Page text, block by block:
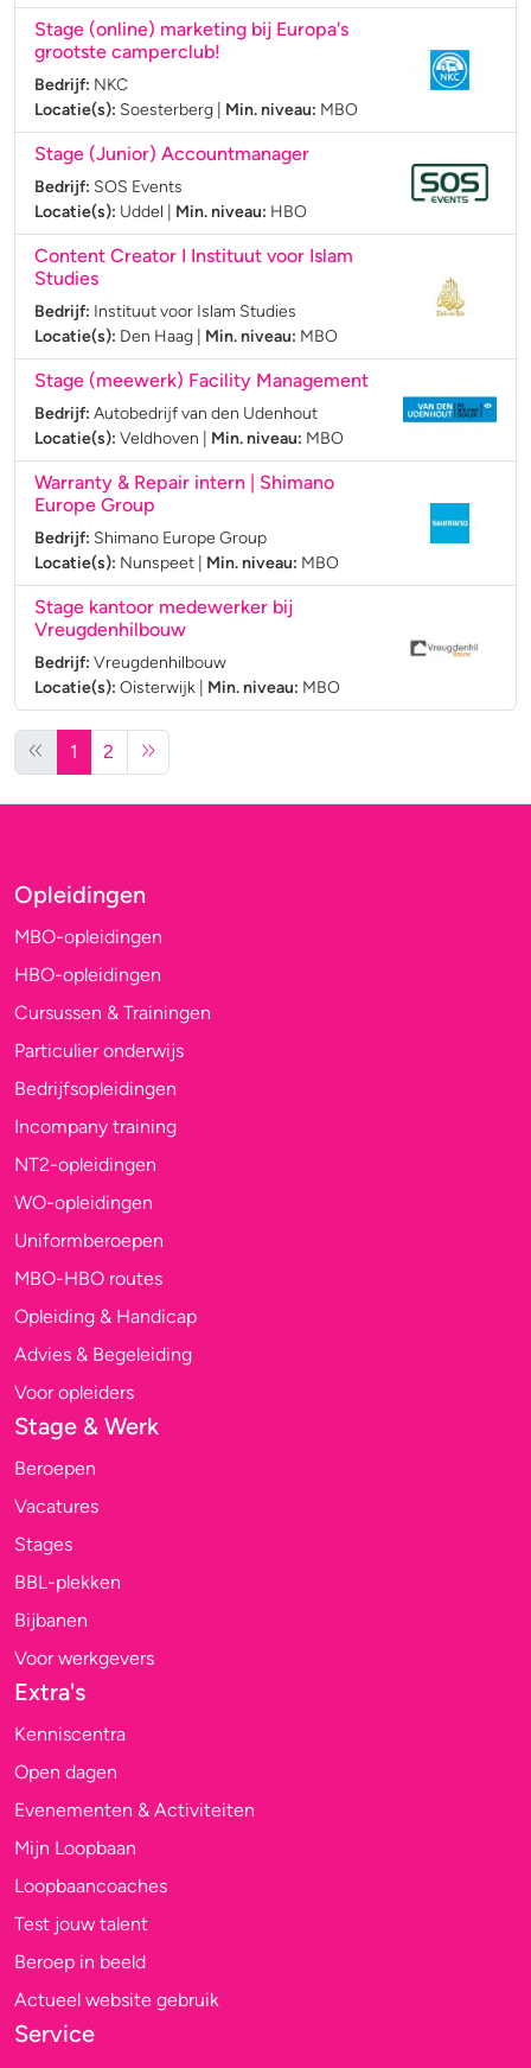
Stage (online) marketing bij Europa's
grootste camperclub!
Bedrijf: NKC
Locatie(s): Soesterberg Min. niveau: MBO
Stage (Junior) Accountmanager
Bedrijf: SOS Events
Locatie(s): Uddel Min. niveau: HBO
Content Creator I Instituut voor Islam
Studies
Bedrijf: Instituut voor Islam Studies
Locatie(s): Den Haag Min. niveau: MBO
Stage (meewerk) Facility Management
Bedrijf: Autobedrijf van den Udenhout
Locatie(s): Veldhoven Min. niveau: MBO
Warranty & Repair intern | Shimano
Europe Group
Bedrijf: Shimano Europe Group
Locatie(s): Nunspeet Min. niveau: MBO
Stage kantoor medewerker bij
Vreugdenhilbouw
Bedrijf: Vreugdenhilbouw
Locatie(s): Oisterwijk Min. niveau: MBO
1 2
Opleidingen
MBO-opleidingen
HBO-opleidingen
Cursussen & Trainingen
Particulier onderwijs
Bedrijfsopleidingen
Incompany training
NT2-opleidingen
WO-opleidingen
Uniformberoepen
MBO-HBO routes
Opleiding & Handicap
Advies & Begeleiding
Voor opleiders
Stage & Werk
Beroepen
Vacatures
Stages
BBL-plekken
Bijbanen
Voor werkgevers
Extra's
Kenniscentra
Open dagen
Evenementen & Activiteiten
Mijn Loopbaan
Loopbaancoaches
Test jouw talent
Beroep in beeld
Actueel website gebruik
Service